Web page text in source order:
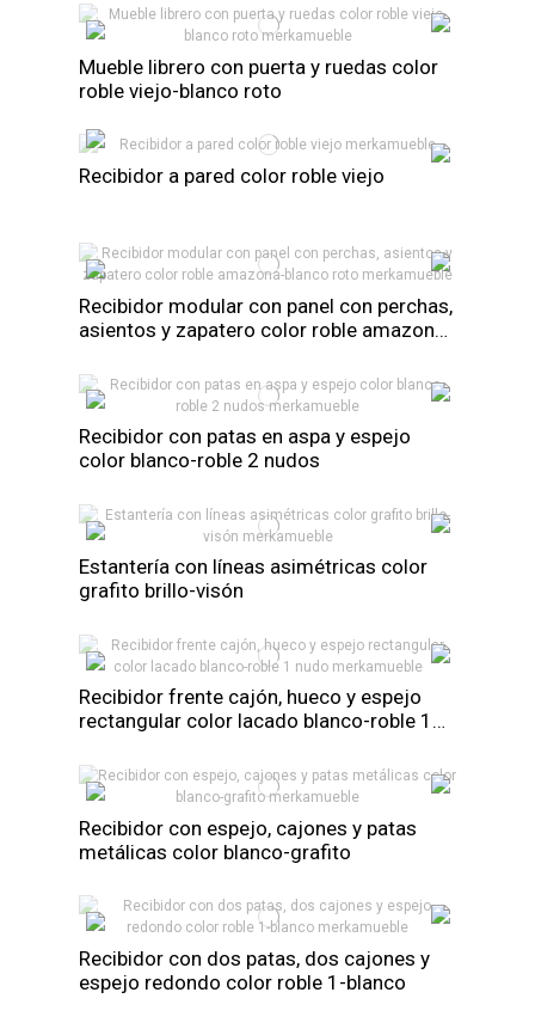
Mueble librero con puerta y ruedas color
roble viejo-blanco roto
Recibidor a pared color roble viejo
Recibidor modular con panel con perchas,
asientos y zapatero color roble amazona-
Recibidor con patas en aspa y espejo
color blanco-roble 2 nudos
Estantería con líneas asimétricas color
grafito brillo-visón
Recibidor frente cajón, hueco y espejo
rectangular color lacado blanco-roble 1
Recibidor con espejo, cajones y patas
metálicas color blanco-grafito
Recibidor con dos patas, dos cajones y
espejo redondo color roble 1-blanco